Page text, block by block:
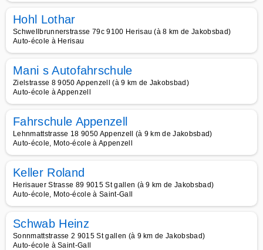
Hohl Lothar
Schwellbrunnerstrasse 79c 9100 Herisau (à 8 km de Jakobsbad)
Auto-école à Herisau
Mani s Autofahrschule
Zielstrasse 8 9050 Appenzell (à 9 km de Jakobsbad)
Auto-école à Appenzell
Fahrschule Appenzell
Lehnmattstrasse 18 9050 Appenzell (à 9 km de Jakobsbad)
Auto-école, Moto-école à Appenzell
Keller Roland
Herisauer Strasse 89 9015 St gallen (à 9 km de Jakobsbad)
Auto-école, Moto-école à Saint-Gall
Schwab Heinz
Sonnmattstrasse 2 9015 St gallen (à 9 km de Jakobsbad)
Auto-école à Saint-Gall